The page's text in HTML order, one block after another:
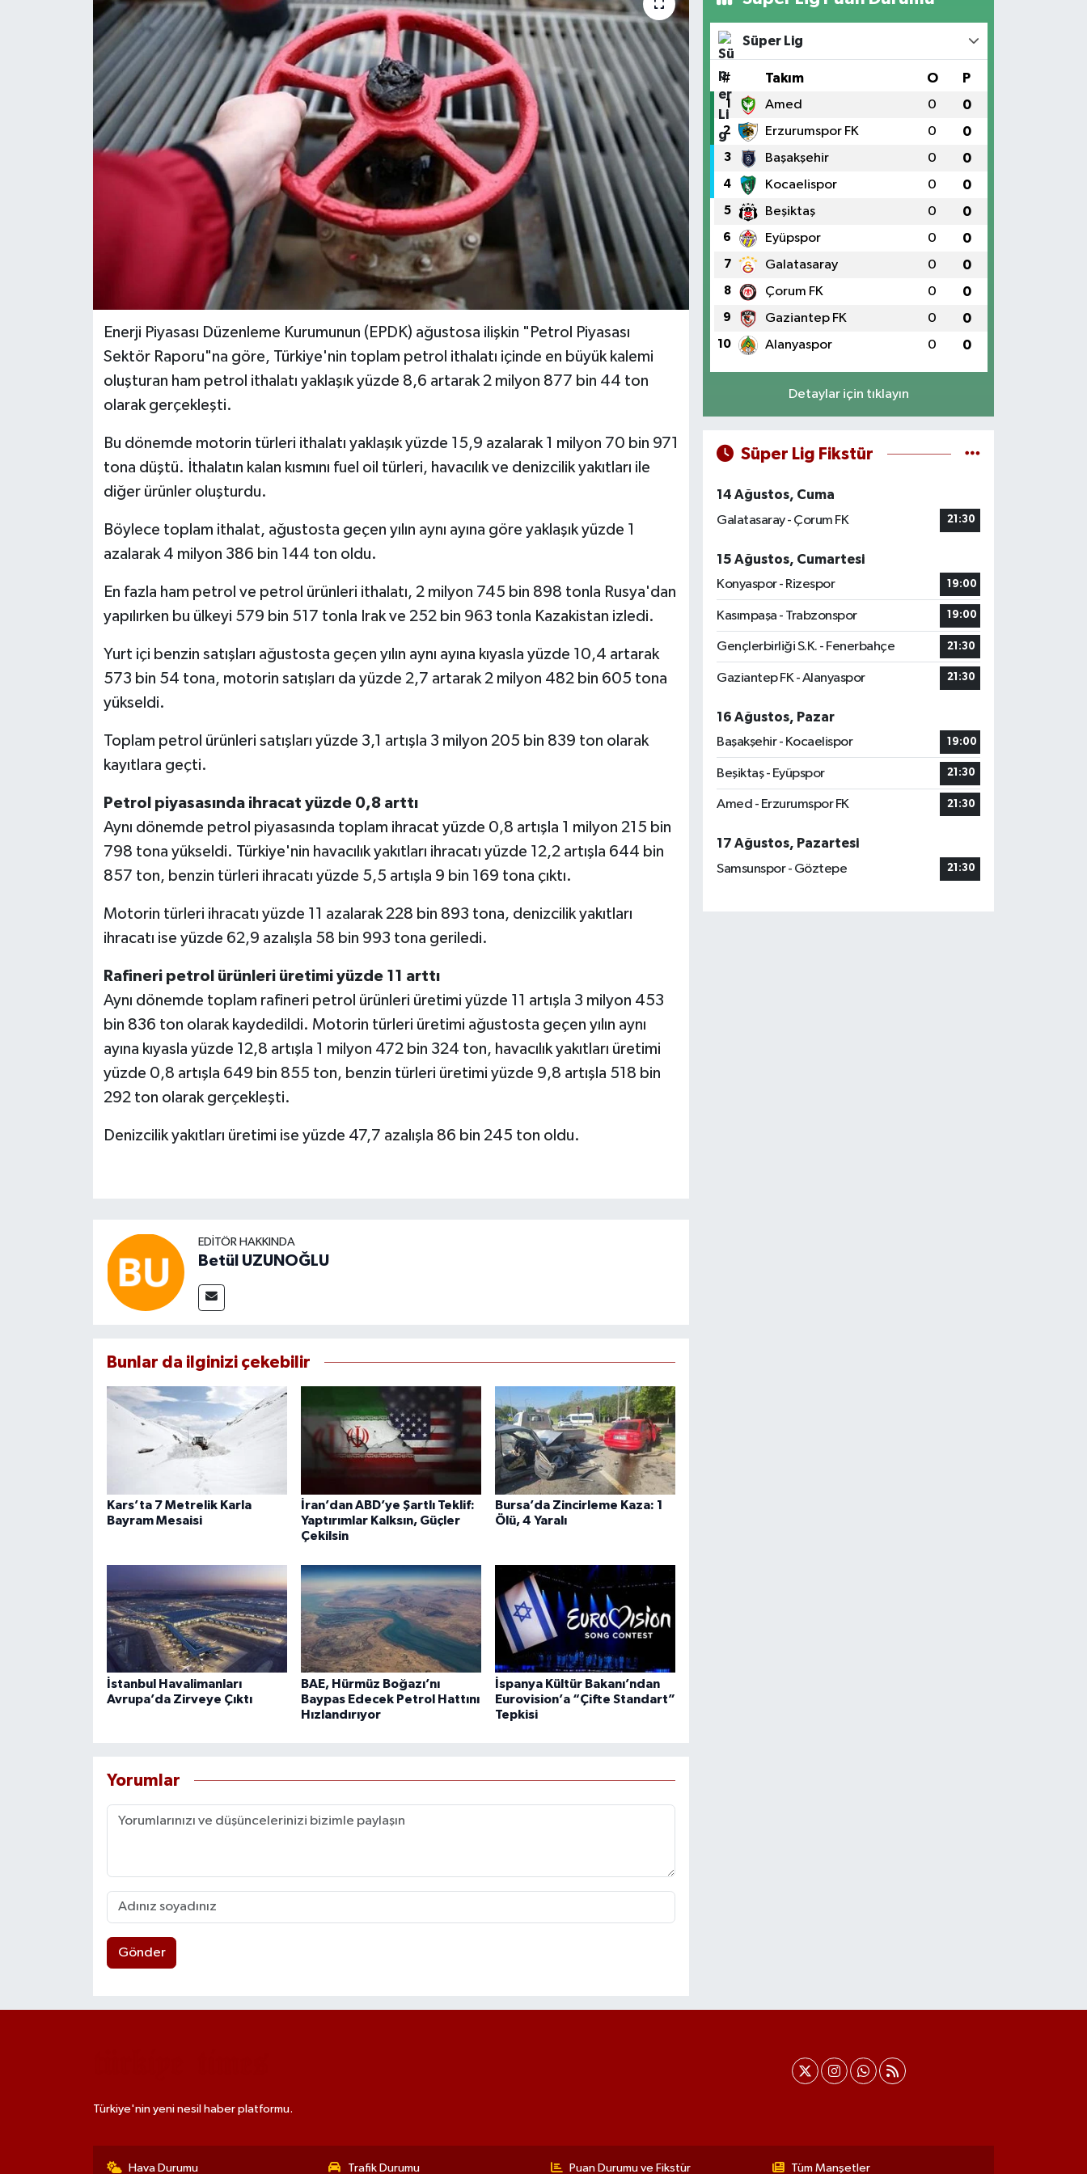
Enerji Piyasası Düzenleme Kurumunun (EPDK) ağustosa ilişkin "Petrol Piyasası
Sektör Raporu"na göre, Türkiye'nin toplam petrol ithalatı içinde en büyük kalemi
oluşturan ham petrol ithalatı yaklaşık yüzde 8,6 artarak 2 milyon 877 bin 44 ton
olarak gerçekleşti.
Bu dönemde motorin türleri ithalatı yaklaşık yüzde 15,9 azalarak 1 milyon 70 bin 971
tona düştü. İthalatın kalan kısmını fuel oil türleri, havacılık ve denizcilik yakıtları ile
diğer ürünler oluşturdu.
Böylece toplam ithalat, ağustosta geçen yılın aynı ayına göre yaklaşık yüzde 1
azalarak 4 milyon 386 bin 144 ton oldu.
En fazla ham petrol ve petrol ürünleri ithalatı, 2 milyon 745 bin 898 tonla Rusya'dan
yapılırken bu ülkeyi 579 bin 517 tonla Irak ve 252 bin 963 tonla Kazakistan izledi.
Yurt içi benzin satışları ağustosta geçen yılın aynı ayına kıyasla yüzde 10,4 artarak
573 bin 54 tona, motorin satışları da yüzde 2,7 artarak 2 milyon 482 bin 605 tona
yükseldi.
Toplam petrol ürünleri satışları yüzde 3,1 artışla 3 milyon 205 bin 839 ton olarak
kayıtlara geçti.
Petrol piyasasında ihracat yüzde 0,8 arttı
Aynı dönemde petrol piyasasında toplam ihracat yüzde 0,8 artışla 1 milyon 215 bin
798 tona yükseldi. Türkiye'nin havacılık yakıtları ihracatı yüzde 12,2 artışla 644 bin
857 ton, benzin türleri ihracatı yüzde 5,5 artışla 9 bin 169 tona çıktı.
Motorin türleri ihracatı yüzde 11 azalarak 228 bin 893 tona, denizcilik yakıtları
ihracatı ise yüzde 62,9 azalışla 58 bin 993 tona geriledi.
Rafineri petrol ürünleri üretimi yüzde 11 arttı
Aynı dönemde toplam rafineri petrol ürünleri üretimi yüzde 11 artışla 3 milyon 453
bin 836 ton olarak kaydedildi. Motorin türleri üretimi ağustosta geçen yılın aynı
ayına kıyasla yüzde 12,8 artışla 1 milyon 472 bin 324 ton, havacılık yakıtları üretimi
yüzde 0,8 artışla 649 bin 855 ton, benzin türleri üretimi yüzde 9,8 artışla 518 bin
292 ton olarak gerçekleşti.
Denizcilik yakıtları üretimi ise yüzde 47,7 azalışla 86 bin 245 ton oldu.
EDITÖR HAKKINDA
Betül UZUNOĞLU
Bunlar da ilginizi çekebilir
Kars’ta 7 Metrelik Karla
Bayram Mesaisi
İran’dan ABD’ye Şartlı Teklif:
Yaptırımlar Kalksın, Güçler
Çekilsin
Bursa’da Zincirleme Kaza: 1
Ölü, 4 Yaralı
İstanbul Havalimanları
Avrupa’da Zirveye Çıktı
BAE, Hürmüz Boğazı’nı
Baypas Edecek Petrol Hattını
Hızlandırıyor
İspanya Kültür Bakanı’ndan
Eurovision’a “Çifte Standart”
Tepkisi
Yorumlar
Gönder
Süper Lig
# Takım O P
1 Amed 0 0
2 Erzurumspor FK 0 0
3 Başakşehir 0 0
4 Kocaelispor 0 0
5 Beşiktaş 0 0
6 Eyüpspor 0 0
7 Galatasaray 0 0
8 Çorum FK 0 0
9 Gaziantep FK 0 0
10 Alanyaspor 0 0
Detaylar için tıklayın
Süper Lig Fikstür
14 Ağustos, Cuma
Galatasaray - Çorum FK
21:30
15 Ağustos, Cumartesi
Konyaspor - Rizespor
19:00
Kasımpaşa - Trabzonspor 19:00
Gençlerbirliği S.K. - Fenerbahçe 21:30
Gaziantep FK - Alanyaspor 21:30
16 Ağustos, Pazar
Başakşehir - Kocaelispor
19:00
Beşiktaş - Eyüpspor 21:30
Amed - Erzurumspor FK 21:30
17 Ağustos, Pazartesi
Samsunspor - Göztepe
21:30
Türkiye'nin yeni nesil haber platformu.
Hava Durumu Trafik Durumu Puan Durumu ve Fikstür Tüm Manşetler